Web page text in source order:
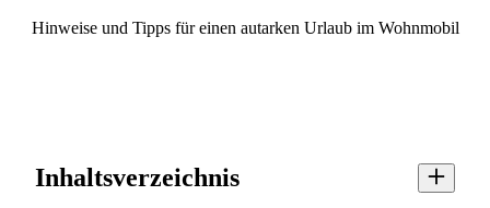
Hinweise und Tipps für einen autarken Urlaub im Wohnmobil
Inhaltsverzeichnis